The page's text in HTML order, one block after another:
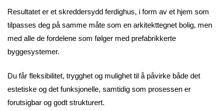
Resultatet er et skreddersydd ferdighus, i form av et hjem som
tilpasses deg på samme måte som en arkitekttegnet bolig, men
med alle de fordelene som følger med prefabrikkerte
byggesystemer.
Du får fleksibilitet, trygghet og mulighet til å påvirke både det
estetiske og det funksjonelle, samtidig som prosessen er
forutsigbar og godt strukturert.